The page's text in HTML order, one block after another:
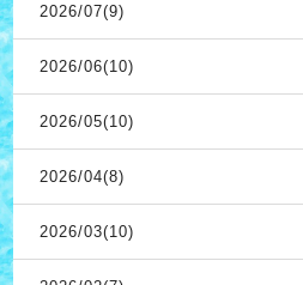
2026/07(9)
2026/06(10)
2026/05(10)
2026/04(8)
2026/03(10)